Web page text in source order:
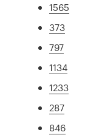
1565
373
797
1134
1233
287
846